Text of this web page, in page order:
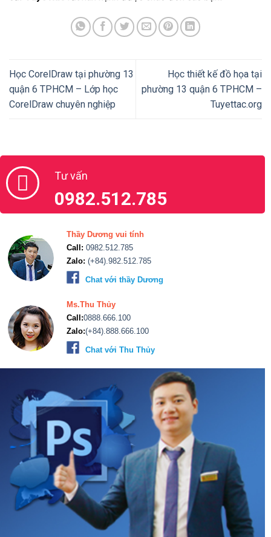
Học CorelDraw tại phường 13
quận 6 TPHCM – Lớp học
CorelDraw chuyên nghiệp
Học thiết kế đồ họa tại
phường 13 quận 6 TPHCM –
Tuyettac.org
Tư vấn
0982.512.785
Thầy Dương vui tính
Call: 0982.512.785
Zalo: (+84).982.512.785
Chat với thầy Dương
Ms.Thu Thủy
Call:0888.666.100
Zalo:(+84).888.666.100
Chat với Thu Thủy